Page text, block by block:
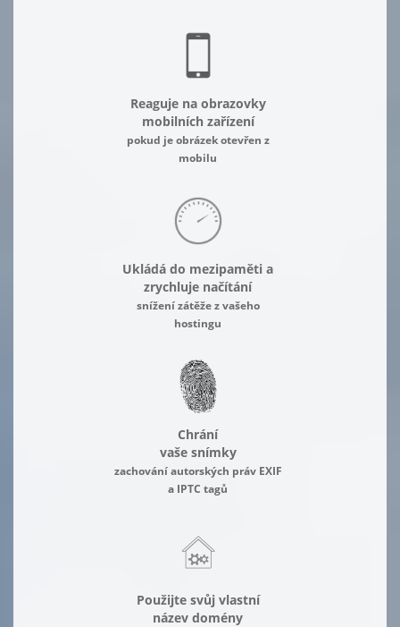
Reaguje na obrazovky
mobilních zařízení
pokud je obrázek otevřen z
mobilu
Ukládá do mezipaměti a
zrychluje načítání
snížení zátěže z vašeho
hostingu
Chrání
vaše snímky
zachování autorských práv EXIF
a IPTC tagů
Použijte svůj vlastní
název domény